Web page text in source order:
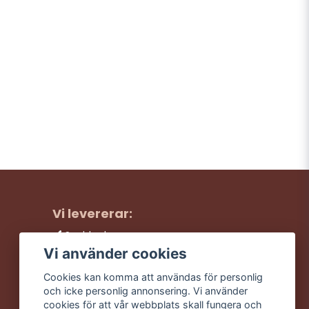
Vi levererar:
Snabba leveranser
Trygga köp
Fri frakt över 499:-
Trevlig kundtjänst
Vi använder cookies
Cookies kan komma att användas för personlig
och icke personlig annonsering. Vi använder
cookies för att vår webbplats skall fungera och